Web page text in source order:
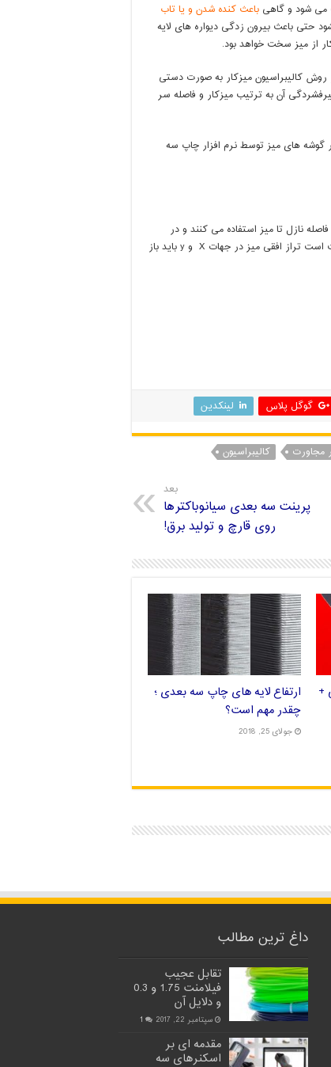
می شود و گاهی باعث کنده شدن و یا تاب
حتی باعث بیرون زدگی دیواره های لایه
از میز سخت خواهد بود.
کنید. در روش کالیبراسیون میزکار به صورت دستی
آن به ترتیب میزکار و فاصله سر
های میز توسط نرم افزار چاپ سه
نازل تا میز استفاده می کنند و در
ابتدای هر بار چاپ این کالیبراسیون انجام میگیرد. اما نکته ای که حایز اهمیت است تراز افقی میز در جهات X و y باید باز
گوگل پلاس لینکدین
مجاورت کالیبراسیون
بعد
پرینت سه بعدی سیانوباکترها
روی قارچ و تولید برق!
+
ارتفاع لایه های چاپ سه بعدی ؛
چقدر مهم است؟
جولای 25, 2018
داغ ترین مطالب
تقابل عجیب
فیلامنت 1.75 و 0.3
و دلایل آن
سپتامبر 22, 2017 1
مقدمه ای بر
اسکنرهای سه